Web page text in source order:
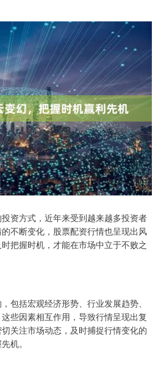
资方式，近年来受到越来越多投资者
不断变化，股票配资行情也呈现出风
把握时机，才能在市场中立于不败之
包括宏观经济形势、行业发展趋势、
些因素相互作用，导致行情呈现出复
关注市场动态，及时捕捉行情变化的
机。